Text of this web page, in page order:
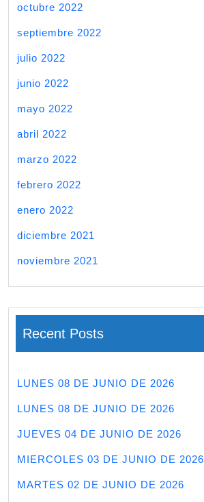
octubre 2022
septiembre 2022
julio 2022
junio 2022
mayo 2022
abril 2022
marzo 2022
febrero 2022
enero 2022
diciembre 2021
noviembre 2021
Recent Posts
LUNES 08 DE JUNIO DE 2026
LUNES 08 DE JUNIO DE 2026
JUEVES 04 DE JUNIO DE 2026
MIERCOLES 03 DE JUNIO DE 2026
MARTES 02 DE JUNIO DE 2026